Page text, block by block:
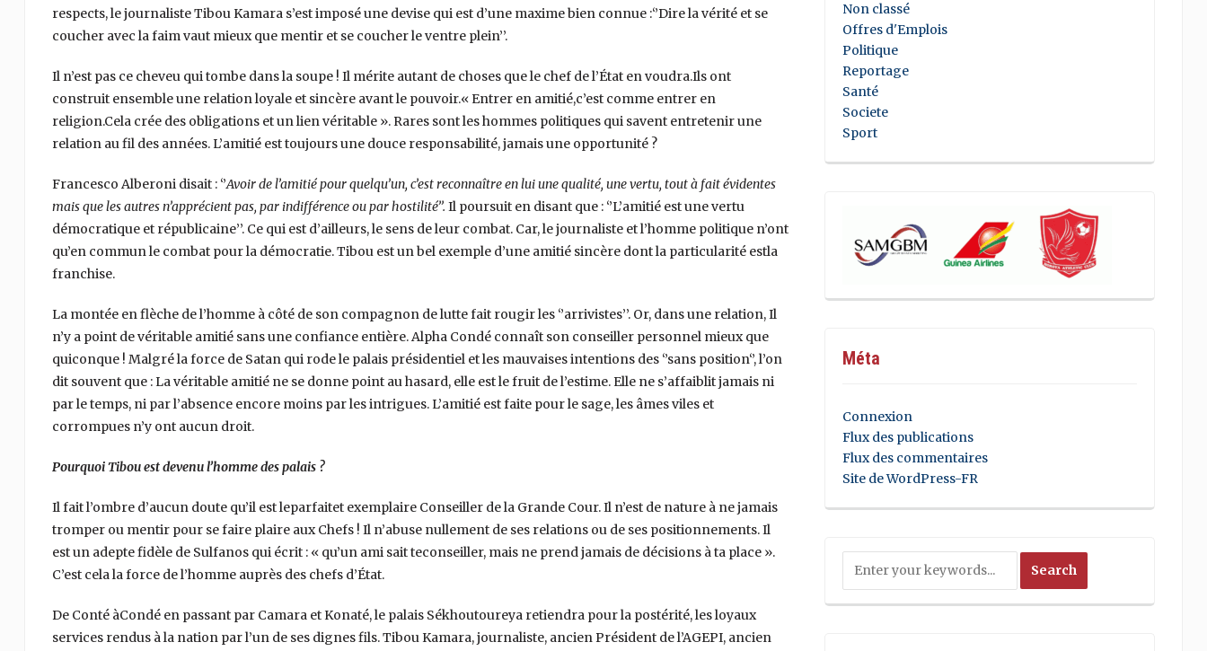
respects, le journaliste Tibou Kamara s’est imposé une devise qui est d’une maxime bien connue :‘’Dire la vérité et se
coucher avec la faim vaut mieux que mentir et se coucher le ventre plein’’.
Il n’est pas ce cheveu qui tombe dans la soupe ! Il mérite autant de choses que le chef de l’État en voudra.Ils ont
construit ensemble une relation loyale et sincère avant le pouvoir.« Entrer en amitié,c’est comme entrer en
religion.Cela crée des obligations et un lien véritable ». Rares sont les hommes politiques qui savent entretenir une
relation au fil des années. L’amitié est toujours une douce responsabilité, jamais une opportunité ?
Francesco Alberoni disait : ‘’Avoir de l’amitié pour quelqu’un, c’est reconnaître en lui une qualité, une vertu, tout à fait évidentes
mais que les autres n’apprécient pas, par indifférence ou par hostilité’’. Il poursuit en disant que : ‘’L’amitié est une vertu
démocratique et républicaine’’. Ce qui est d’ailleurs, le sens de leur combat. Car, le journaliste et l’homme politique n’ont
qu’en commun le combat pour la démocratie. Tibou est un bel exemple d’une amitié sincère dont la particularité estla
franchise.
La montée en flèche de l’homme à côté de son compagnon de lutte fait rougir les ‘’arrivistes’’. Or, dans une relation, Il
n’y a point de véritable amitié sans une confiance entière. Alpha Condé connaît son conseiller personnel mieux que
quiconque ! Malgré la force de Satan qui rode le palais présidentiel et les mauvaises intentions des ‘’sans position‘’, l’on
dit souvent que : La véritable amitié ne se donne point au hasard, elle est le fruit de l’estime. Elle ne s’affaiblit jamais ni
par le temps, ni par l’absence encore moins par les intrigues. L’amitié est faite pour le sage, les âmes viles et
corrompues n’y ont aucun droit.
Pourquoi Tibou est devenu l’homme des palais ?
Il fait l’ombre d’aucun doute qu’il est leparfaitet exemplaire Conseiller de la Grande Cour. Il n’est de nature à ne jamais
tromper ou mentir pour se faire plaire aux Chefs ! Il n’abuse nullement de ses relations ou de ses positionnements. Il
est un adepte fidèle de Sulfanos qui écrit : « qu’un ami sait teconseiller, mais ne prend jamais de décisions à ta place ».
C’est cela la force de l’homme auprès des chefs d’État.
De Conté àCondé en passant par Camara et Konaté, le palais Sékhoutoureya retiendra pour la postérité, les loyaux
services rendus à la nation par l’un de ses dignes fils. Tibou Kamara, journaliste, ancien Président de l’AGEPI, ancien
Non classé
Offres d'Emplois
Politique
Reportage
Santé
Societe
Sport
Méta
Connexion
Flux des publications
Flux des commentaires
Site de WordPress-FR